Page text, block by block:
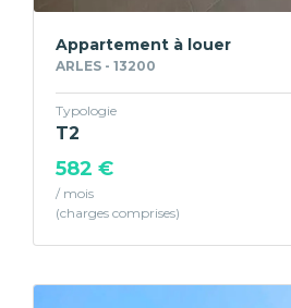
Appartement à louer
ARLES - 13200
Typologie
T2
582 €
/ mois